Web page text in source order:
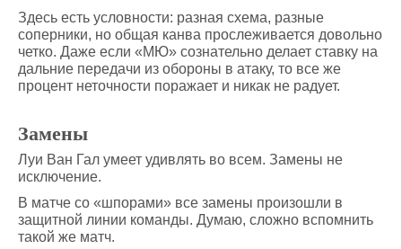
Здесь есть условности: разная схема, разные
соперники, но общая канва прослеживается довольно
четко. Даже если «МЮ» сознательно делает ставку на
дальние передачи из обороны в атаку, то все же
процент неточности поражает и никак не радует.
Замены
Луи Ван Гал умеет удивлять во всем. Замены не
исключение.
В матче со «шпорами» все замены произошли в
защитной линии команды. Думаю, сложно вспомнить
такой же матч.